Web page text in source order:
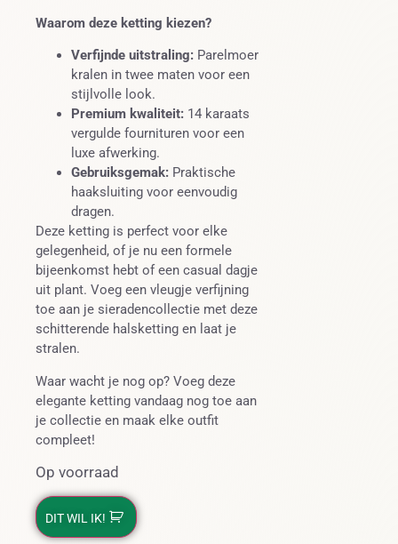
Waarom deze ketting kiezen?
Verfijnde uitstraling: Parelmoer
kralen in twee maten voor een
stijlvolle look.
Premium kwaliteit: 14 karaats
vergulde fournituren voor een
luxe afwerking.
Gebruiksgemak: Praktische
haaksluiting voor eenvoudig
dragen.
Deze ketting is perfect voor elke
gelegenheid, of je nu een formele
bijeenkomst hebt of een casual dagje
uit plant. Voeg een vleugje verfijning
toe aan je sieradencollectie met deze
schitterende halsketting en laat je
stralen.
Waar wacht je nog op? Voeg deze
elegante ketting vandaag nog toe aan
je collectie en maak elke outfit
compleet!
Op voorraad
DIT WIL IK!